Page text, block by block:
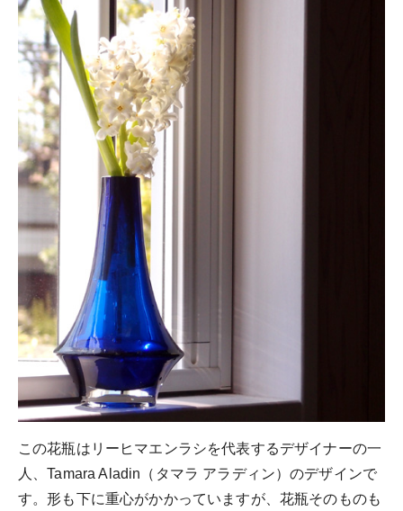
この花瓶はリーヒマエンラシを代表するデザイナーの一
人、Tamara Aladin（タマラ アラディン）のデザインで
す。形も下に重心がかかっていますが、花瓶そのものも